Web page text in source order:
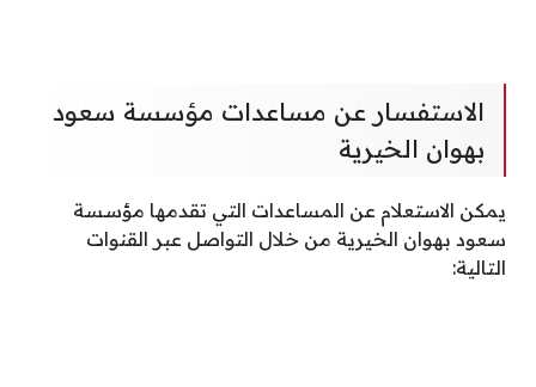
الاستفسار عن مساعدات مؤسسة سعود
بهوان الخيرية
يمكن الاستعلام عن المساعدات التي تقدمها مؤسسة
سعود بهوان الخيرية من خلال التواصل عبر القنوات
التالية: